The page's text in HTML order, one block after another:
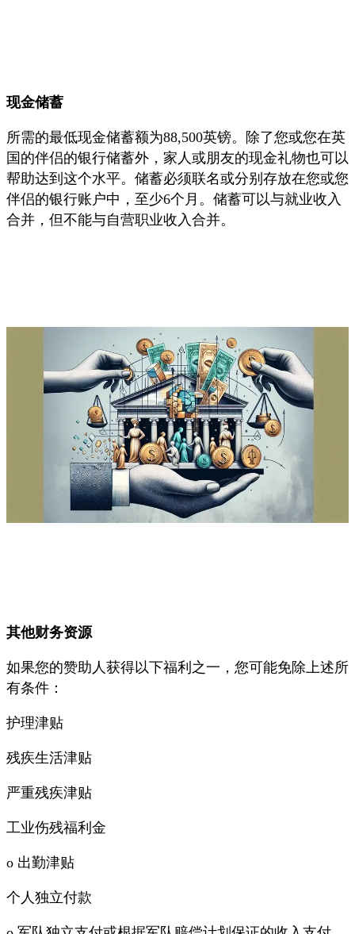
现金储蓄
所需的最低现金储蓄额为88,500英镑。除了您或您在英
国的伴侣的银行储蓄外，家人或朋友的现金礼物也可以
帮助达到这个水平。储蓄必须联名或分别存放在您或您
伴侣的银行账户中，至少6个月。储蓄可以与就业收入
合并，但不能与自营职业收入合并。
其他财务资源
如果您的赞助人获得以下福利之一，您可能免除上述所
有条件：
护理津贴
残疾生活津贴
严重残疾津贴
工业伤残福利金
o 出勤津贴
个人独立付款